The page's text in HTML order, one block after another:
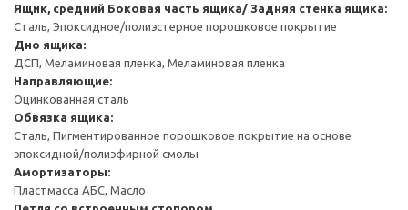
Ящик, средний Боковая часть ящика/ Задняя стенка ящика:
Сталь, Эпоксидное/полиэстерное порошковое покрытие
Дно ящика:
ДСП, Меламиновая пленка, Меламиновая пленка
Направляющие:
Оцинкованная сталь
Обвязка ящика:
Сталь, Пигментированное порошковое покрытие на основе
эпоксидной/полиэфирной смолы
Амортизаторы:
Пластмасса АБС, Масло